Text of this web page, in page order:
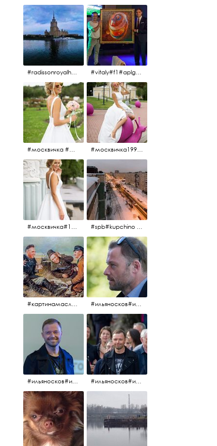
#radissonroyalhotel #рэдиссонройал#рэдиссонройалмосква #рекамосква#москва#гостиницаукраина#украина#hotel#отель#moscow @radissonroyalmoscow #vitaly#f1#aplgallery#formula1
#москвичка #москвичка1990#вднх2016 #июль2016 #1990 #москвичка1990@#июль2016 #вднх2016 #1990
#москвичка#1990#вднх2016#июль2016# #spb#kupchino #крышапотекла
#картинамаслом #картина #охотники#хорошеенастроение #aplgallery #ильяносков#ильяносков2016#очеммолчатфранцузы #санктпетербург #кино#фильфильфильм @ilya_noskov_official
#ильяносков#ильяносков_главныйгерой #санктпетербург #ленфильм# @ilya_noskov_official #контрибуция#очеммолчатфранцузы#эдуардпичугин #ильяносков#ильяносков_главныйгерой @ilya_noskov_official #очеммолчатфранцузы#очёммолчатфранцузы